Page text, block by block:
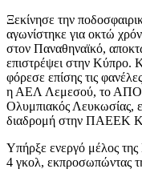
Ξεκίνησε την
αγωνίστηκε για οκτώ
στον Παναθηναϊκό,
επιστρέψει στην Κύπρο.
φόρεσε επίσης τις
η ΑΕΛ Λεμεσού, το
Ολυμπιακός Λευκωσίας,
διαδρομή στην ΠΑΕΕΚ
Υπήρξε ενεργό μέλος
4 γκολ, εκπροσωπώντας